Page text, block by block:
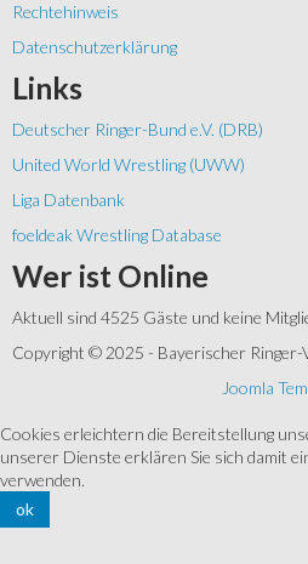
Rechtehinweis
Datenschutzerklärung
Links
Deutscher Ringer-Bund e.V. (DRB)
United World Wrestling (UWW)
Liga Datenbank
foeldeak Wrestling Database
Wer ist Online
Aktuell sind 4525 Gäste und keine
Copyright © 2025 - Bayerischer Ringer-
Joomla
Cookies erleichtern die Bereitstellung
unserer Dienste erklären Sie sich damit
verwenden.
ok